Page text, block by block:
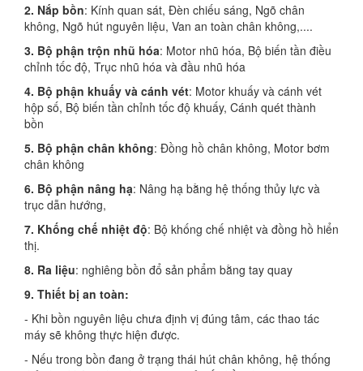
2. Nắp bồn: Kính quan sát, Đèn chiếu sáng, Ngõ chân
không, Ngõ hút nguyên liệu, Van an toàn chân không,....
3. Bộ phận trộn nhũ hóa: Motor nhũ hóa, Bộ biến tần điều
chỉnh tốc độ, Trục nhũ hóa và đầu nhũ hóa
4. Bộ phận khuấy và cánh vét: Motor khuấy và cánh vét
hộp số, Bộ biến tần chỉnh tốc độ khuấy, Cánh quét thành
bồn
5. Bộ phận chân không: Đồng hồ chân không, Motor bơm
chân không
6. Bộ phận nâng hạ: Nâng hạ bằng hệ thống thủy lực và
trục dẫn hướng,
7. Khống chế nhiệt độ: Bộ khống chế nhiệt và đồng hồ hiển
thị.
8. Ra liệu: nghiêng bồn đổ sản phẩm bằng tay quay
9. Thiết bị an toàn:
- Khi bồn nguyên liệu chưa định vị đúng tâm, các thao tác
máy sẽ không thực hiện được.
- Nếu trong bồn đang ở trạng thái hút chân không, hệ thống